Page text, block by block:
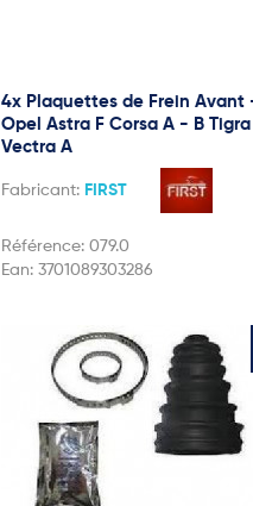
4x Plaquettes de Frein Avant
Opel Astra F Corsa A - B Tigra
Vectra A
Fabricant: FIRST
Référence: 079.0
Ean: 3701089303286